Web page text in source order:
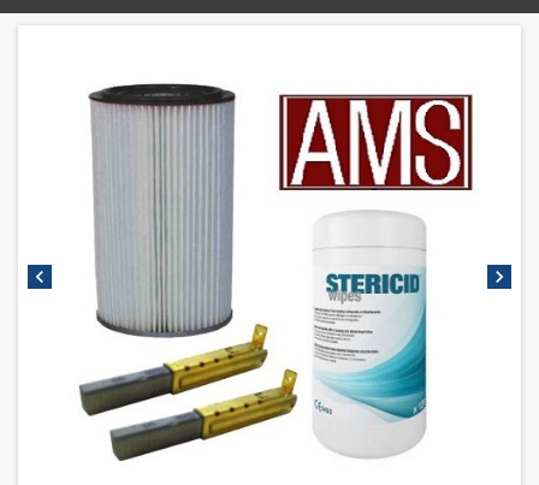
chevron_left chevron_right